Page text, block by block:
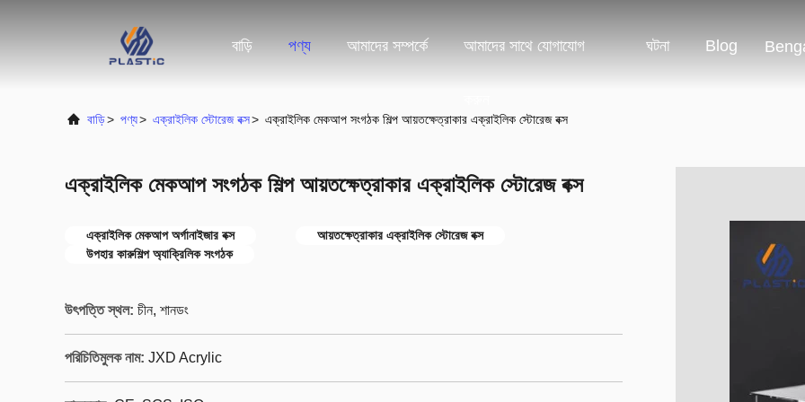
বাড়ি পণ্য আমাদের সম্পর্কে আমাদের সাথে যোগাযোগ ঘটনা Blog
বাড়ি> পণ্য> এক্রাইলিক স্টোরেজ বক্স> এক্রাইলিক মেকআপ সংগঠক শিল্প আয়তক্ষেত্রাকার এক্রাইলিক স্টোরেজ বক্স
এক্রাইলিক মেকআপ সংগঠক শিল্প আয়তক্ষেত্রাকার এক্রাইলিক স্টোরেজ বক্স
এক্রাইলিক মেকআপ অর্গানাইজার বক্স
আয়তক্ষেত্রাকার এক্রাইলিক স্টোরেজ বক্স
উপহার কারুশিল্প অ্যাক্রিলিক সংগঠক
উৎপত্তি স্থল: চীন, শানডং
পরিচিতিমুলক নাম: JXD Acrylic